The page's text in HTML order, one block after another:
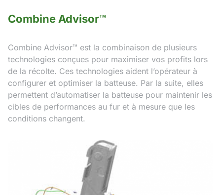
Combine Advisor™
Combine Advisor™ est la combinaison de plusieurs
technologies conçues pour maximiser vos profits lors
de la récolte. Ces technologies aident l’opérateur à
configurer et optimiser la batteuse. Par la suite, elles
permettent d’automatiser la batteuse pour maintenir les
cibles de performances au fur et à mesure que les
conditions changent.